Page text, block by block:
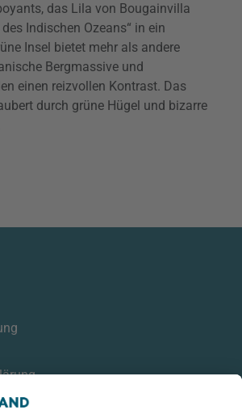
das Lila von Bougainvilla
Indischen Ozeans“ in ein
Insel bietet mehr als andere
Bergmassive und
einen reizvollen Kontrast. Das
durch grüne Hügel und bizarre